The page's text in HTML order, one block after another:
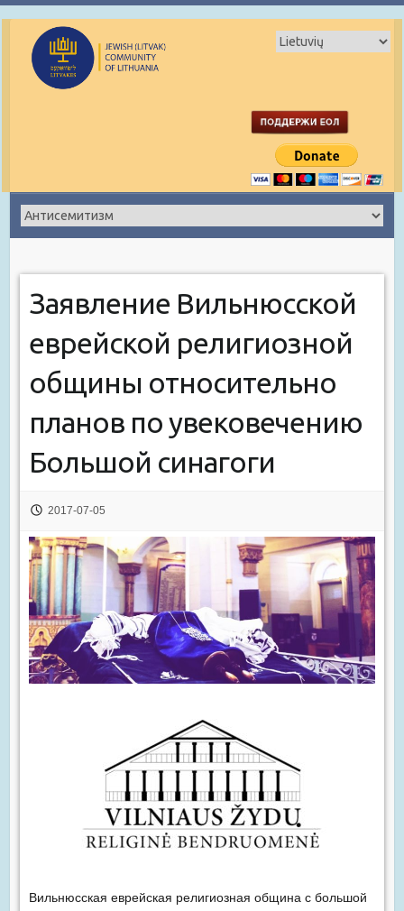
Заявление Вильнюсской
еврейской религиозной
общины относительно
планов по увековечению
Большой синагоги
2017-07-05
Вильнюсская еврейская религиозная община с большой